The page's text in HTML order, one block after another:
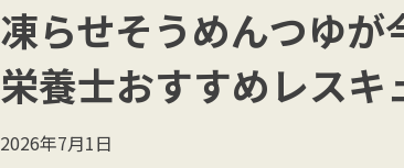
凍らせそうめんつゆ
栄養士おすすめレス
2026年7月1日